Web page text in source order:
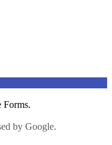
Forms.
by Google.